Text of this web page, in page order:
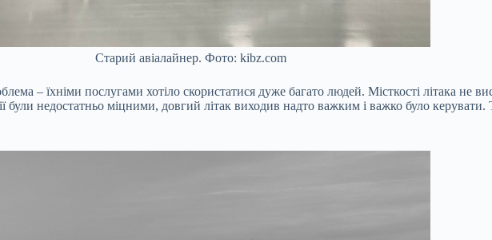
Старий авіалайнер. Фото: kibz.com
– їхніми послугами хотіло скористатися дуже багато людей. Місткості літака не
недостатньо міцними, довгий літак виходив надто важким і важко було керувати.